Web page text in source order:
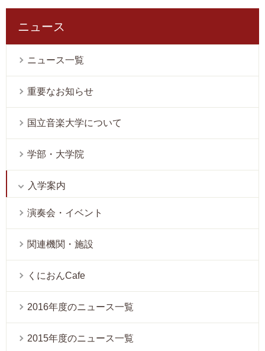
ニュース
ニュース一覧
重要なお知らせ
国立音楽大学について
学部・大学院
入学案内
演奏会・イベント
関連機関・施設
くにおんCafe
2016年度のニュース一覧
2015年度のニュース一覧